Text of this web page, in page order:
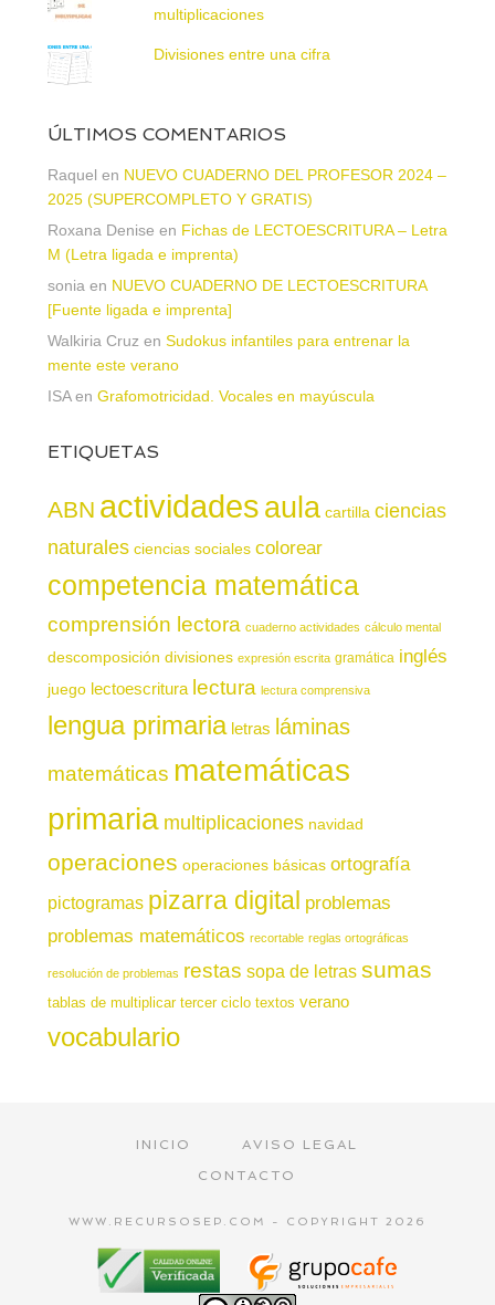
multiplicaciones
Divisiones entre una cifra
ÚLTIMOS COMENTARIOS
Raquel en NUEVO CUADERNO DEL PROFESOR 2024 –
2025 (SUPERCOMPLETO Y GRATIS)
Roxana Denise en Fichas de LECTOESCRITURA – Letra
M (Letra ligada e imprenta)
sonia en NUEVO CUADERNO DE LECTOESCRITURA
[Fuente ligada e imprenta]
Walkiria Cruz en Sudokus infantiles para entrenar la
mente este verano
ISAen Grafomotricidad. Vocales en mayúscula
ETIQUETAS
ABN actividadesaula cartilla ciencias
naturales ciencias sociales colorear
competencia matemática
comprensión lectora cuaderno actividades cálculo mental
descomposición divisiones expresión escrita gramática inglés
juego lectoescritura lectura lectura comprensiva
lengua primaria letras láminas
matemáticas matemáticas
primaria multiplicaciones navidad
operaciones operaciones básicas ortografía
pictogramas pizarra digital problemas
problemas matemáticos recortable reglas ortográficas
resolución de problemas restas sopa de letras sumas
tablas de multiplicar tercer ciclo textos verano
vocabulario
INICIO
AVISO LEGAL
CONTACTO
WWW.RECURSOSEP.COM - COPYRIGHT 2026